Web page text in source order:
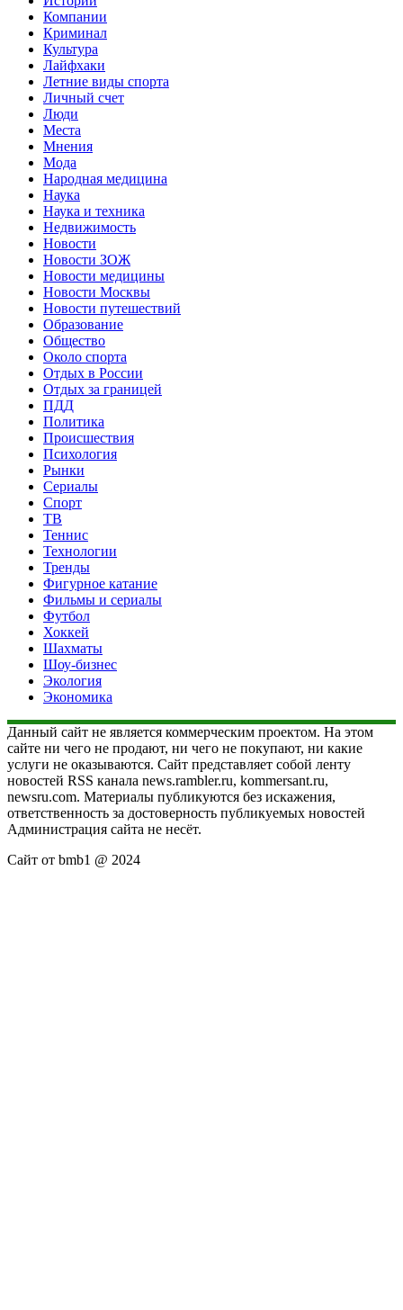
Компании
Криминал
Культура
Лайфхаки
Летние виды спорта
Личный счет
Люди
Места
Мнения
Мода
Народная медицина
Наука
Наука и техника
Недвижимость
Новости
Новости ЗОЖ
Новости медицины
Новости Москвы
Новости путешествий
Образование
Общество
Около спорта
Отдых в России
Отдых за границей
ПДД
Политика
Происшествия
Психология
Рынки
Сериалы
Спорт
ТВ
Теннис
Технологии
Тренды
Фигурное катание
Фильмы и сериалы
Футбол
Хоккей
Шахматы
Шоу-бизнес
Экология
Экономика
Данный сайт не является коммерческим проектом. На этом
сайте ни чего не продают, ни чего не покупают, ни какие
услуги не оказываются. Сайт представляет собой ленту
новостей RSS канала news.rambler.ru, kommersant.ru,
newsru.com. Материалы публикуются без искажения,
ответственность за достоверность публикуемых новостей
Администрация сайта не несёт.
Сайт от bmb1 @ 2024